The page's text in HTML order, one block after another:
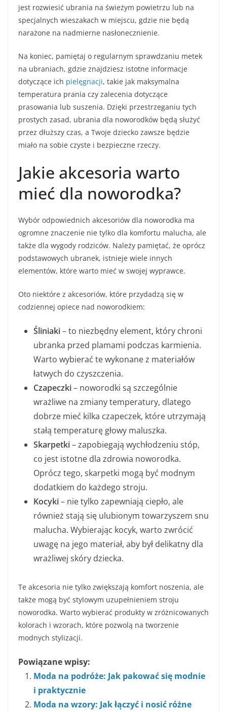
jest rozwiesić ubrania na świeżym powietrzu lub na
specjalnych wieszakach w miejscu, gdzie nie będą
narażone na nadmierne nasłonecznienie.
Na koniec, pamiętaj o regularnym sprawdzaniu metek
na ubraniach, gdzie znajdziesz istotne informacje
dotyczące ich pielęgnacji, takie jak maksymalna
temperatura prania czy zalecenia dotyczące
prasowania lub suszenia. Dzięki przestrzeganiu tych
prostych zasad, ubrania dla noworodków będą służyć
przez dłuższy czas, a Twoje dziecko zawsze będzie
miało na sobie czyste i bezpieczne rzeczy.
Jakie akcesoria warto
mieć dla noworodka?
Wybór odpowiednich akcesoriów dla noworodka ma
ogromne znaczenie nie tylko dla komfortu malucha, ale
także dla wygody rodziców. Należy pamiętać, że oprócz
podstawowych ubranek, istnieje wiele innych
elementów, które warto mieć w swojej wyprawce.
Oto niektóre z akcesoriów, które przydadzą się w
codziennej opiece nad noworodkiem:
Śliniaki– to niezbędny element, który chroni
ubranka przed plamami podczas karmienia.
Warto wybierać te wykonane z materiałów
łatwych do czyszczenia.
Czapeczki– noworodki są szczególnie
wrażliwe na zmiany temperatury, dlatego
dobrze mieć kilka czapeczek, które utrzymają
stałą temperaturę głowy maluszka.
Skarpetki– zapobiegają wychłodzeniu stóp,
co jest istotne dla zdrowia noworodka.
Oprócz tego, skarpetki mogą być modnym
dodatkiem do każdego stroju.
Kocyki– nie tylko zapewniają ciepło, ale
również stają się ulubionym towarzyszem snu
malucha. Wybierając kocyk, warto zwrócić
uwagę na jego materiał, aby był delikatny dla
wrażliwej skóry dziecka.
Te akcesoria nie tylko zwiększają komfort noszenia, ale
także mogą być stylowym uzupełnieniem stroju
noworodka. Warto wybierać produkty w zróżnicowanych
kolorach i wzorach, które pozwolą na tworzenie
modnych stylizacji.
Powiązane wpisy:
Moda na podróże: Jak pakować się modnie
i praktycznie
Moda na wzory: Jak łączyć i nosić różne